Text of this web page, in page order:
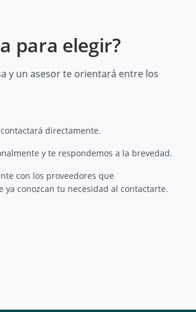
para elegir?
y un asesor te orientará entre los
directamente.
y te respondemos a la brevedad.
con los proveedores que
ya conozcan tu necesidad al contactarte.